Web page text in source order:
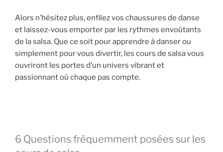
Alors n’hésitez plus, enfilez vos chaussures de danse
et laissez-vous emporter par les rythmes envoûtants
de la salsa. Que ce soit pour apprendre à danser ou
simplement pour vous divertir, les cours de salsa vous
ouvriront les portes d’un univers vibrant et
passionnant où chaque pas compte.
6 Questions fréquemment posées sur les